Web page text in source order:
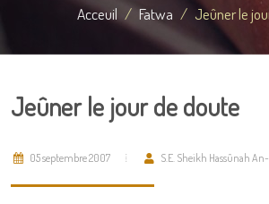
Acceuil Fatwa Jeûner le
Jeûner le jour de doute
05 septembre 2007 S.E. Sheikh Hassûnah